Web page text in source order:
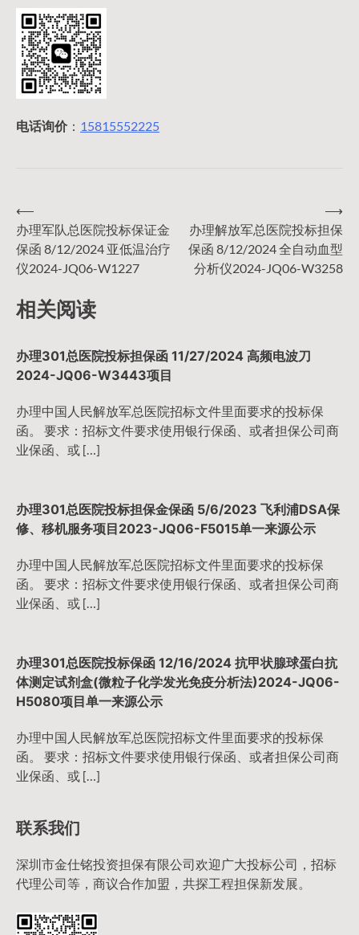
电话询价： 15815552225
文
章
导
航
⟵
办理军队总医院投标保证金
保函 8/12/2024 亚低温治疗
仪2024-JQ06-W1227
办理解放军总医院投标担保
保函 8/12/2024 全自动血型
分析仪2024-JQ06-W3258
⟶
相关阅读
办理301总医院投标担保函 11/27/2024 高频电波刀
2024-JQ06-W3443项目
办理中国人民解放军总医院招标文件里面要求的投标保
函。 要求：招标文件要求使用银行保函、或者担保公司商
业保函、或 […]
办理301总医院投标担保金保函 5/6/2023 飞利浦DSA保
修、移机服务项目2023-JQ06-F5015单一来源公示
办理中国人民解放军总医院招标文件里面要求的投标保
函。 要求：招标文件要求使用银行保函、或者担保公司商
业保函、或 […]
办理301总医院投标保函 12/16/2024 抗甲状腺球蛋白抗
体测定试剂盒(微粒子化学发光免疫分析法)2024-JQ06-
H5080项目单一来源公示
办理中国人民解放军总医院招标文件里面要求的投标保
函。 要求：招标文件要求使用银行保函、或者担保公司商
业保函、或 […]
联系我们
深圳市金仕铭投资担保有限公司欢迎广大投标公司，招标
代理公司等，商议合作加盟，共探工程担保新发展。